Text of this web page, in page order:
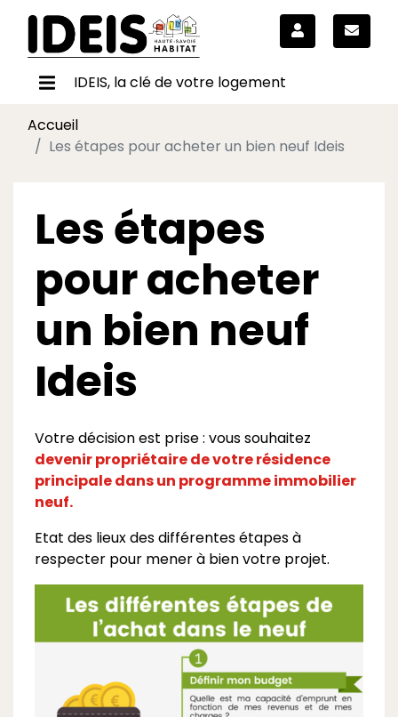
IDEIS, la clé de votre logement
Accueil
Les étapes pour acheter un bien neuf Ideis
Les étapes
pour acheter
un bien neuf
Ideis
Votre décision est prise : vous souhaitez
devenir propriétaire de votre résidence
principale dans un programme immobilier
neuf.
Etat des lieux des différentes étapes à
respecter pour mener à bien votre projet.